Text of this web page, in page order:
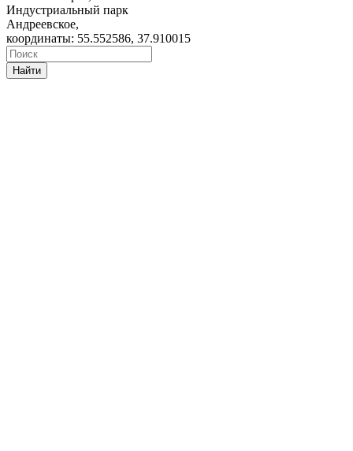
Индустриальный парк
Андреевское,
координаты: 55.552586, 37.910015
Найти